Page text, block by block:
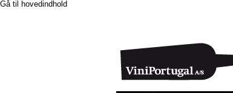
Gå til hovedindhold